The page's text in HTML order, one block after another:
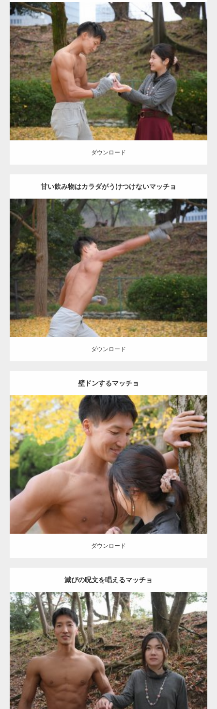
Update:2021.07.8
Category:公園のマッチョ その他 AKIHITO(細マッチョ) 上腕三頭筋
肩
ダウンロード
ダウンロード
甘い飲み物はカラダがうけつけないマッチョ
Update:2021.07.8
Category: 公園のマッチョ その他 AKIHITO(細マッチョ) 背中
ダウンロード
ダウンロード
壁ドンするマッチョ
Update: 2021.07.8
Category:公園のマッチョ その他 AKIHITO(細マッチョ) 大胸筋 肩 腹
筋
ダウンロード
滅びの呪文を唱えるマッチョ
Update:2021.07.8
Category:公園のマッチョ その他 AKIHITO(細マッチョ) 大胸筋 腹筋
ダウンロード
【YouTube】マッチョフリー素材メンバーが
ギネス世界記録…
【TV】TBS番組「ひるおび」にてマッスルプ
ラスが紹介されま…
TOKYO FMラジオ番組「ONE MORNING」
で紹介さ…
NHK「所さん！事件ですよ」に取材されまし